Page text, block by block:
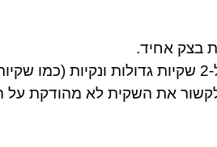
בצק אחיד.
את השקית לא מהודקת על